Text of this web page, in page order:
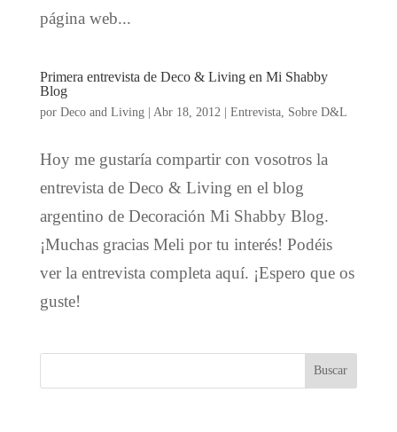
página web...
Primera entrevista de Deco & Living en Mi Shabby
Blog
por Deco and Living| Abr 18, 2012 | Entrevista, Sobre D&L
Hoy me gustaría compartir con vosotros la
entrevista de Deco & Living en el blog
argentino de Decoración Mi Shabby Blog.
¡Muchas gracias Meli por tu interés! Podéis
ver la entrevista completa aquí. ¡Espero que os
guste!